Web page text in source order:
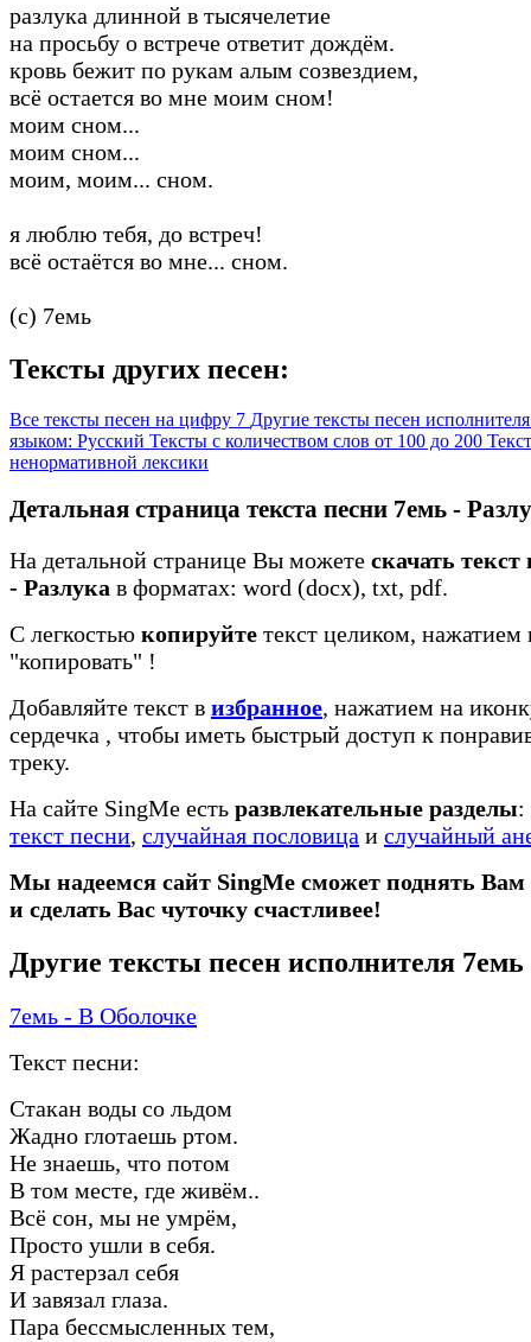
разлука длинной в тысячелетие
на просьбу о встрече ответит дождём.
кровь бежит по рукам алым созвездием,
всё остается во мне моим сном!
моим сном...
моим сном...
моим, моим... сном.
я люблю тебя, до встреч!
всё остаётся во мне... сном.
(c) 7емь
Тексты других песен:
Все тексты песен на цифру 7 Другие тексты песен
языком: Русский Тексты с количеством слов от 100 до 200
ненормативной лексики
Детальная страница текста песни 7емь -
На детальной странице Вы можете скачать
- Разлука в форматах: word (docx), txt, pdf.
С легкостью копируйте текст целиком, нажатием
"копировать" !
Добавляйте текст в избранное, нажатием на
сердечка , чтобы иметь быстрый доступ к
треку.
На сайте SingMe есть развлекательные разделы:
текст песни, случайная пословица и случайный
Мы надеемся сайт SingMe сможет поднять Вам
и сделать Вас чуточку счастливее!
Другие тексты песен исполнителя 7емь
7емь - В Оболочке
Текст песни:
Стакан воды со льдом
Жадно глотаешь ртом.
Не знаешь, что потом
В том месте, где живём..
Всё сон, мы не умрём,
Просто ушли в себя.
Я растерзал себя
И завязал глаза.
Пара бессмысленных тем,